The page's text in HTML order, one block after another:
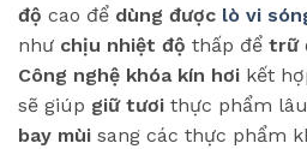
độ cao để dùng được lò vi
như chịu nhiệt độ thấp để trữ
Công nghệ khóa kín hơi kết
sẽ giúp giữ tươi thực phẩm
bay mùi sang các thực phẩm